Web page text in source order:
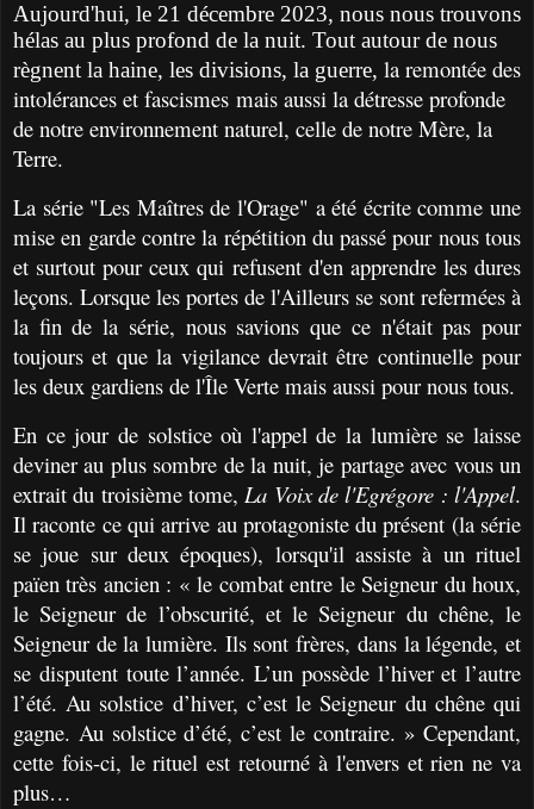
Aujourd'hui, le 21 décembre 2023, nous nous trouvons
hélas au plus profond de la nuit. Tout autour de nous
règnent la haine, les divisions, la guerre, la remontée des
intolérances et fascismes mais aussi la détresse profonde
de notre environnement naturel, celle de notre Mère, la
Terre.
La série "Les Maîtres de l'Orage" a été écrite comme une
mise en garde contre la répétition du passé pour nous tous
et surtout pour ceux qui refusent d'en apprendre les dures
leçons. Lorsque les portes de l'Ailleurs se sont refermées à
la fin de la série, nous savions que ce n'était pas pour
toujours et que la vigilance devrait être continuelle pour
les deux gardiens de l'Île Verte mais aussi pour nous tous.
En ce jour de solstice où l'appel de la lumière se laisse
deviner au plus sombre de la nuit, je partage avec vous un
extrait du troisième tome,La Voix de l'Egrégore : l'Appel.
Il raconte ce qui arrive au protagoniste du présent (la série
se joue sur deux époques), lorsqu'il assiste à un rituel
païen très ancien : « le combat entre le Seigneur du houx,
le Seigneur de l’obscurité, et le Seigneur du chêne, le
Seigneur de la lumière. Ils sont frères, dans la légende, et
se disputent toute l’année. L’un possède l’hiver et l’autre
l’été. Au solstice d’hiver, c’est le Seigneur du chêne qui
gagne. Au solstice d’été, c’est le contraire. » Cependant,
cette fois-ci, le rituel est retourné à l'envers et rien ne va
plus…